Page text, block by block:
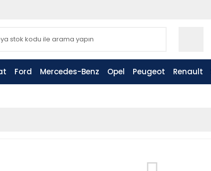
Ford Mercedes-Benz Opel Peugeot Renault